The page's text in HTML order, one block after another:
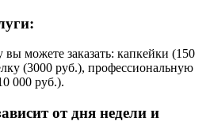
можете заказать: капкейки (150
(3000 руб.), профессиональную
000 руб.).
от дня недели и